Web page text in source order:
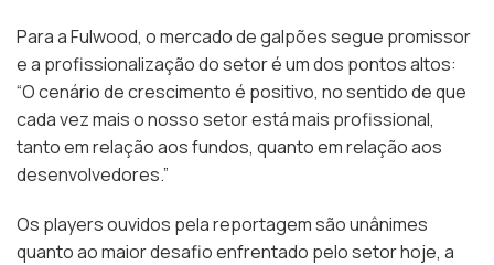
Para a Fulwood, o mercado de galpões segue promissor
e a profissionalização do setor é um dos pontos altos:
“O cenário de crescimento é positivo, no sentido de que
cada vez mais o nosso setor está mais profissional,
tanto em relação aos fundos, quanto em relação aos
desenvolvedores.”
Os players ouvidos pela reportagem são unânimes
quanto ao maior desafio enfrentado pelo setor hoje, a